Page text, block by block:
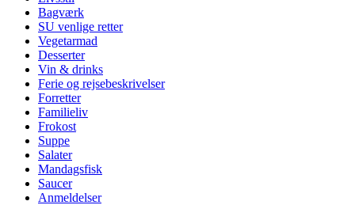
Bagværk
SU venlige retter
Vegetarmad
Desserter
Vin & drinks
Ferie og rejsebeskrivelser
Forretter
Familieliv
Frokost
Suppe
Salater
Mandagsfisk
Saucer
Anmeldelser